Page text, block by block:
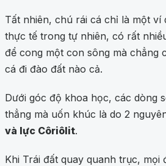
Tất nhiên, chú rái cá chỉ là một ví
thực tế trong tự nhiên, có rất
để cong một con sông mà chẳng
cá đi đào đất nào cả.
Dưới góc độ khoa học, các dòng
thẳng mà uốn khúc là do 2
và lực Côriôlit.
Khi Trái đất quay quanh trục, mọi